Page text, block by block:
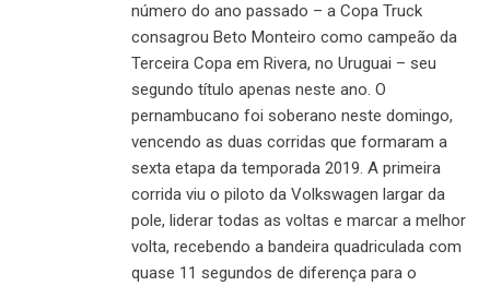
número do ano passado – a Copa Truck
consagrou Beto Monteiro como campeão da
Terceira Copa em Rivera, no Uruguai – seu
segundo título apenas neste ano. O
pernambucano foi soberano neste domingo,
vencendo as duas corridas que formaram a
sexta etapa da temporada 2019. A primeira
corrida viu o piloto da Volkswagen largar da
pole, liderar todas as voltas e marcar a melhor
volta, recebendo a bandeira quadriculada com
quase 11 segundos de diferença para o